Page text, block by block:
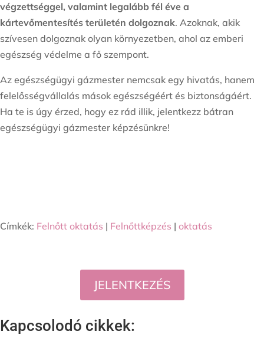
végzettséggel, valamint legalább fél éve a
kártevőmentesítés területén dolgoznak. Azoknak, akik
szívesen dolgoznak olyan környezetben, ahol az emberi
egészség védelme a fő szempont.
Az egészségügyi gázmester nemcsak egy hivatás, hanem
felelősségvállalás mások egészségéért és biztonságáért.
Ha te is úgy érzed, hogy ez rád illik, jelentkezz bátran
egészségügyi gázmester képzésünkre!
Címkék: Felnőtt oktatás | Felnőttképzés | oktatás
JELENTKEZÉS
Kapcsolodó cikkek: